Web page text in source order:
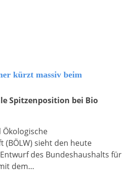
kürzt massiv beim
Spitzenposition bei Bio
Ökologische
(BÖLW) sieht den heute
des Bundeshaushalts für
dem…